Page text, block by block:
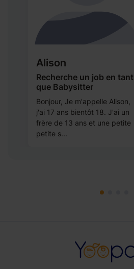
Alison
Recherche un job en tant
que Babysitter
Bonjour, Je m'appelle Alison,
j'ai 17 ans bientôt 18. J'ai un
frère de 13 ans et une petite
petite s...